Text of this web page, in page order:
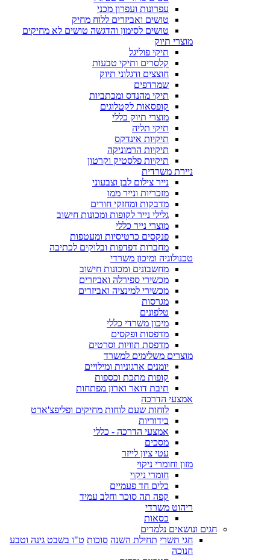
עפרונות ועפרון מכני
טושים ואביזרים ללוח מחיק
טושים לסימון והדגשה טושים לא מחיקים
מוצרי תיוק
תיקי פוליגל
קלסרים ותיקי טבעות
חוצצים ודגלוני תיוק
שמרדפים
תיקי מהנדס ומכתביות
קופסאות לקטלוגים
מוצרי תיוק כללי
תיקי תליה
תיקיות אינדקס
תיקיות הרמוניקה
תיקיות פלסטיק וקרטון
ניירת משרדית
נייר צילום לבן וצבעוני
מזכריות ונייר ממו
מדבקות ומחזקי חורים
גלילי נייר לקופות ומכונות חישוב
מוצרי נייר כללי
פנקסים כרטיסיות ומעטפות
מחברות דפדפות ובלוקים לכתיבה
טכנולוגיה ומיכון משרדי
מחשבונים ומכונות חישוב
מכשירי ספירלה ואביזרים
מכשירי למינציה ואביזרים
מגרסות
טלפונים
מיכון משרדי כללי
מדפסות ופקסים
מדפסת תוויות וסרטים
מוצרים משלימים למשרד
יומנים ארגוניות ומילויים
קופות מתכת וכספות
תיבת דואר וארון מפתחות
אמצעי הדרכה
לוחות שעם לוחות מחיקים ופליפצ'ארט
בידוריות
אמצעי הדרכה - כללי
מסכים
עטי ציון לייזר
מזון וחומרי ניקוי
חומרי ניקוי
כלים חד פעמיים
קפה תה סוכר וחלב עמיד
ריהוט משרדי
כסאות
חגים ונושאים נלמדים
חגי תשרי תחילת השנה סוכות ט"ו בשבט גינה וטבע
חנוכה